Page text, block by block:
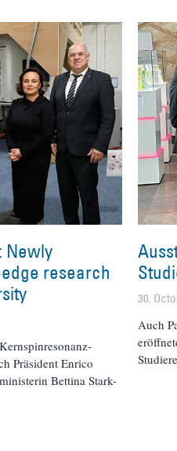
Newly
research
Präsident Enrico
Bettina Stark-
30.
Auch